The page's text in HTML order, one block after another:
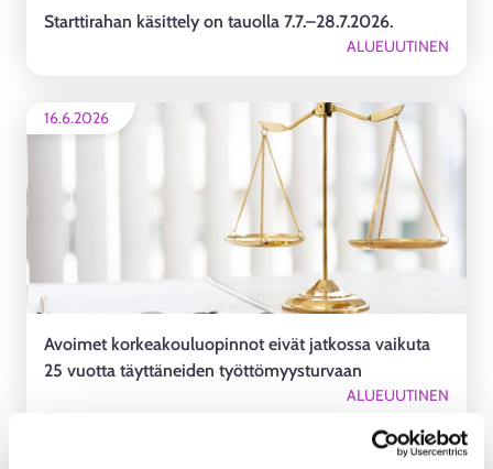
Starttirahan käsittely on tauolla 7.7.–28.7.2026.
ALUEUUTINEN
16.6.2026
Avoimet korkeakouluopinnot eivät jatkossa vaikuta
25 vuotta täyttäneiden työttömyysturvaan
ALUEUUTINEN